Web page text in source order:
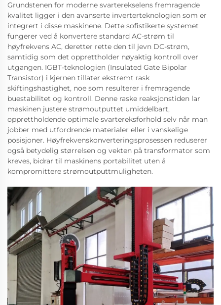
Grundstenen for moderne svarterekselens fremragende
kvalitet ligger i den avanserte inverterteknologien som er
integrert i disse maskinene. Dette sofistikerte systemet
fungerer ved å konvertere standard AC-strøm til
høyfrekvens AC, deretter rette den til jevn DC-strøm,
samtidig som det opprettholder nøyaktig kontroll over
utgangen. IGBT-teknologien (Insulated Gate Bipolar
Transistor) i kjernen tillater ekstremt rask
skiftingshastighet, noe som resulterer i fremragende
buestabilitet og kontroll. Denne raske reaksjonstiden lar
maskinen justere strømoutputtet umiddelbart,
opprettholdende optimale svartereksforhold selv når man
jobber med utfordrende materialer eller i vanskelige
posisjoner. Høyfrekvenskonverteringsprosessen reduserer
også betydelig størrelsen og vekten på transformator som
kreves, bidrar til maskinens portabilitet uten å
kompromittere strømoutputtmuligheten.